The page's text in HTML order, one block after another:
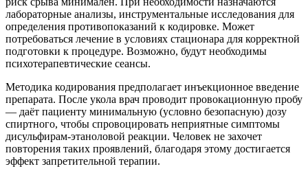
лабораторные анализы, инструментальные исследования для
определения противопоказаний к кодировке. Может
потребоваться лечение в условиях стационара для корректной
подготовки к процедуре. Возможно, будут необходимы
психотерапевтические сеансы.
Методика кодирования предполагает инъекционное введение
препарата. После укола врач проводит провокационную пробу
— даёт пациенту минимальную (условно безопасную) дозу
спиртного, чтобы спровоцировать неприятные симптомы
дисульфирам-этаноловой реакции. Человек не захочет
повторения таких проявлений, благодаря этому достигается
эффект запретительной терапии.